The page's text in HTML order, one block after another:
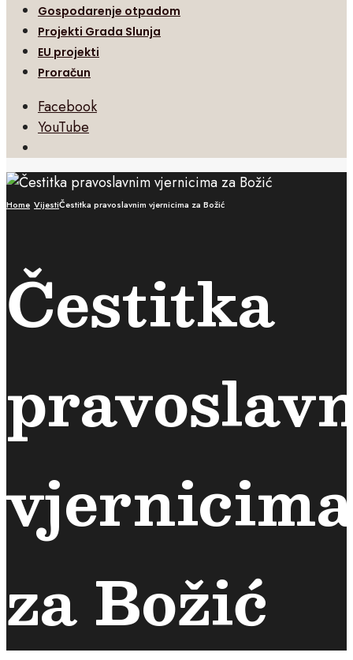
Gospodarenje otpadom
Projekti Grada Slunja
EU projekti
Proračun
Facebook
YouTube
Search
Window
Home VijestiČestitka pravoslavnim vjernicima za Božić
Čestitka
vjernicima
za Božić